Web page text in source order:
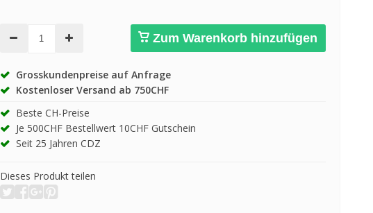
Zum Warenkorb hinzufügen
Grosskundenpreise auf Anfrage
Kostenloser Versand ab 750CHF
Beste CH-Preise
Je 500CHF Bestellwert 10CHF Gutschein
Seit 25 Jahren CDZ
Dieses Produkt teilen